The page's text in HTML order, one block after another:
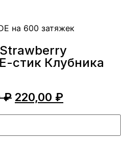
на 600 затяжек
стик Клубника
₽ Первоначальная
составляла
220,00 ₽
220,00 ₽.